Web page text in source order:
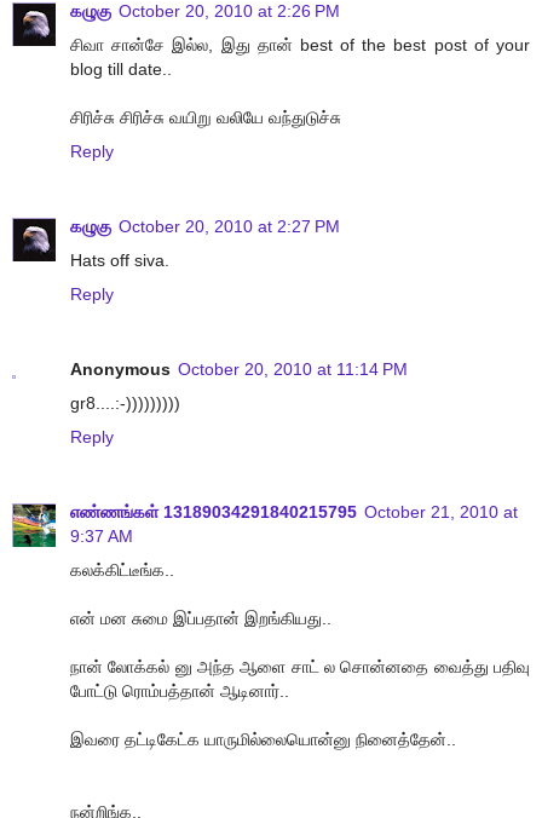
கழுகு October 20, 2010 at 2:26 PM
சிவா சான்சே இல்ல, இது தான் best of the best post of your
blog till date..
சிரிச்சு சிரிச்சு வயிறு வலியே வந்துடுச்சு
Reply
கழுகு October 20, 2010 at 2:27 PM
Hats off siva.
Reply
Anonymous October 20, 2010 at 11:14 PM
gr8....:-)))))))))
Reply
எண்ணங்கள் 13189034291840215795 October 21, 2010 at
9:37 AM
கலக்கிட்டீங்க..
என் மன சுமை இப்பதான் இறங்கியது..
நான் லோக்கல் னு அந்த ஆளை சாட் ல சொன்னதை வைத்து பதிவு
போட்டு ரொம்பத்தான் ஆடினார்..
இவரை தட்டிகேட்க யாருமில்லையொன்னு நினைத்தேன்..
நன்றிங்க..